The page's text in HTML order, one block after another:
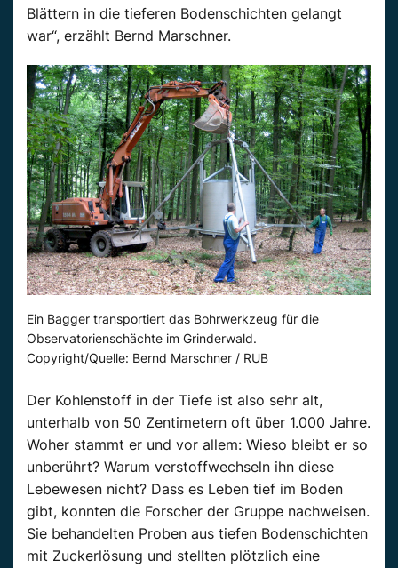
Blättern in die tieferen Bodenschichten gelangt
war“, erzählt Bernd Marschner.
Ein Bagger transportiert das Bohrwerkzeug für die
Observatorienschächte im Grinderwald.
Copyright/Quelle: Bernd Marschner / RUB
Der Kohlenstoff in der Tiefe ist also sehr alt,
unterhalb von 50 Zentimetern oft über 1.000 Jahre.
Woher stammt er und vor allem: Wieso bleibt er so
unberührt? Warum verstoffwechseln ihn diese
Lebewesen nicht? Dass es Leben tief im Boden
gibt, konnten die Forscher der Gruppe nachweisen.
Sie behandelten Proben aus tiefen Bodenschichten
mit Zuckerlösung und stellten plötzlich eine